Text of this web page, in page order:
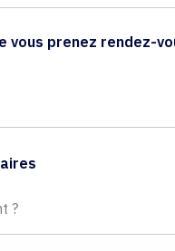
vous prenez rendez-
?